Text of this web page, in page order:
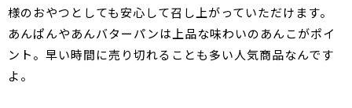
様のおやつとしても安心して召し上がっていただけます。
あんぱんやあんバターパンは上品な味わいのあんこがポイ
ント。早い時間に売り切れることも多い人気商品なんです
よ。